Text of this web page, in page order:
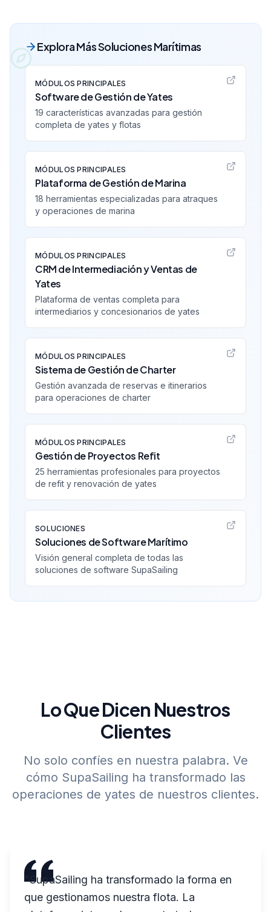
Explora Más Soluciones Marítimas
MÓDULOS PRINCIPALES
Software de Gestión de Yates
19 características avanzadas para gestión
completa de yates y flotas
MÓDULOS PRINCIPALES
Plataforma de Gestión de Marina
18 herramientas especializadas para atraques
y operaciones de marina
MÓDULOS PRINCIPALES
CRM de Intermediación y Ventas de
Yates
Plataforma de ventas completa para
intermediarios y concesionarios de yates
MÓDULOS PRINCIPALES
Sistema de Gestión de Charter
Gestión avanzada de reservas e itinerarios
para operaciones de charter
MÓDULOS PRINCIPALES
Gestión de Proyectos Refit
25 herramientas profesionales para proyectos
de refit y renovación de yates
SOLUCIONES
Soluciones de Software Marítimo
Visión general completa de todas las
soluciones de software SupaSailing
Lo Que Dicen Nuestros
Clientes
No solo confíes en nuestra palabra. Ve
cómo SupaSailing ha transformado las
operaciones de yates de nuestros clientes.
"Como intermediario de yates, he probado
numerosos sistemas, pero el módulo de